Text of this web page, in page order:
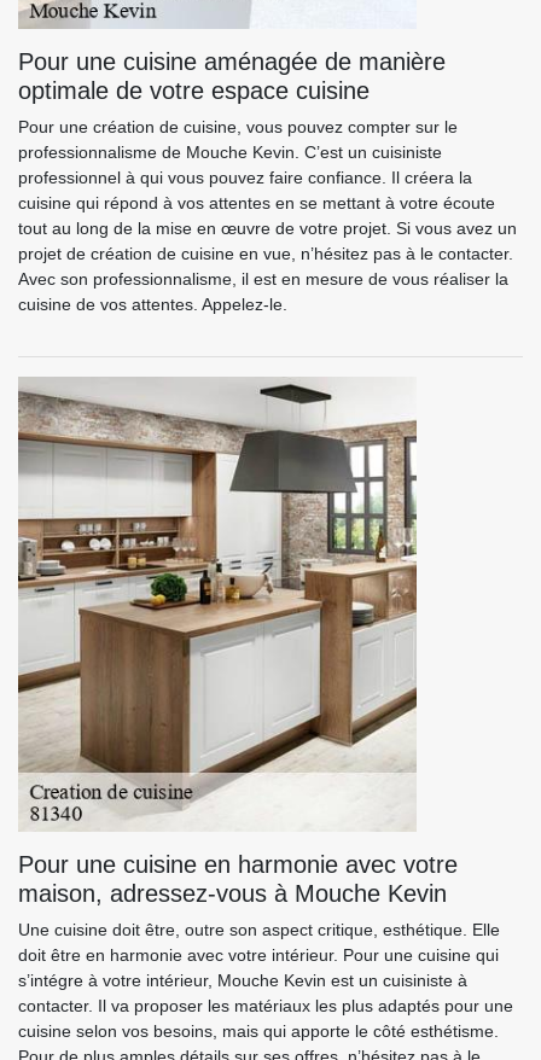
Pour une cuisine aménagée de manière
optimale de votre espace cuisine
Pour une création de cuisine, vous pouvez compter sur le
professionnalisme de Mouche Kevin. C’est un cuisiniste
professionnel à qui vous pouvez faire confiance. Il créera la
cuisine qui répond à vos attentes en se mettant à votre écoute
tout au long de la mise en œuvre de votre projet. Si vous avez un
projet de création de cuisine en vue, n’hésitez pas à le contacter.
Avec son professionnalisme, il est en mesure de vous réaliser la
cuisine de vos attentes. Appelez-le.
Pour une cuisine en harmonie avec votre
maison, adressez-vous à Mouche Kevin
Une cuisine doit être, outre son aspect critique, esthétique. Elle
doit être en harmonie avec votre intérieur. Pour une cuisine qui
s’intégre à votre intérieur, Mouche Kevin est un cuisiniste à
contacter. Il va proposer les matériaux les plus adaptés pour une
cuisine selon vos besoins, mais qui apporte le côté esthétisme.